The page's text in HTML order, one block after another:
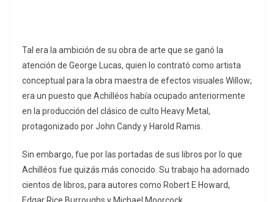
Tal era la ambición de su obra de arte que se ganó la
atención de George Lucas, quien lo contrató como artista
conceptual para la obra maestra de efectos visuales Willow;
era un puesto que Achilléos había ocupado anteriormente
en la producción del clásico de culto Heavy Metal,
protagonizado por John Candy y Harold Ramis.
Sin embargo, fue por las portadas de sus libros por lo que
Achilléos fue quizás más conocido. Su trabajo ha adornado
cientos de libros, para autores como Robert E Howard,